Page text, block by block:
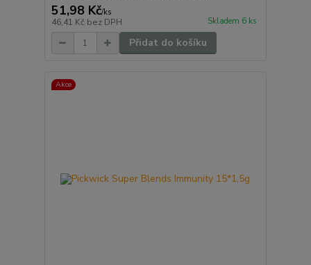
51,98 Kč/ks
46,41 Kč bez DPH Skladem 6 ks
Přidat do košíku
Akce